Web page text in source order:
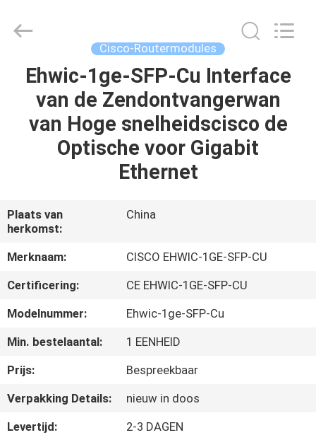
HUIS
PRODUCTEN
OVER
ONS
FABRIEKSTOCHT
KWALITEITSCONTROLE
NEEM
CONTACT
MET
Ltd..
Cisco-Routermodules
Ehwic-1ge-SFP-Cu Interface
van de Zendontvangerwan
van Hoge snelheidscisco de
Optische voor Gigabit
Ethernet
Plaats van
herkomst:
China
Merknaam:
CISCO EHWIC-1GE-SFP-CU
Certificering:
CE EHWIC-1GE-SFP-CU
Modelnummer:
Ehwic-1ge-SFP-Cu
Min. bestelaantal:
1 EENHEID
Prijs:
Bespreekbaar
Verpakking Details:
nieuw in doos
Levertijd:
2-3 DAGEN